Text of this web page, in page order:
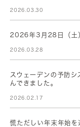
2026.03.30
2026年3月28日（土
2026.03.28
スウェーデンの予防シ
んできました。
2026.02.17
慌ただしい年末年始